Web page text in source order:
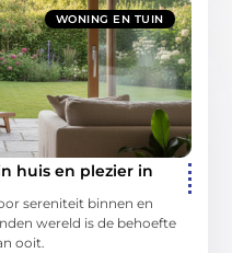
WONING EN TUIN
huis en plezier in
sereniteit binnen en
wereld is de behoefte
ooit.